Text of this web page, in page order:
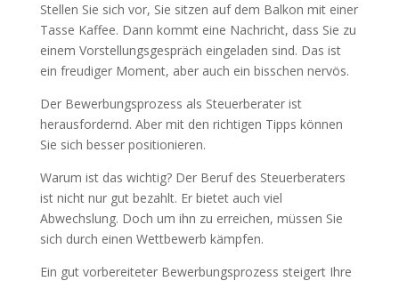
Stellen Sie sich vor, Sie sitzen auf dem Balkon mit einer
Tasse Kaffee. Dann kommt eine Nachricht, dass Sie zu
einem Vorstellungsgespräch eingeladen sind. Das ist
ein freudiger Moment, aber auch ein bisschen nervös.
Der Bewerbungsprozess als Steuerberater ist
herausfordernd. Aber mit den richtigen Tipps können
Sie sich besser positionieren.
Warum ist das wichtig? Der Beruf des Steuerberaters
ist nicht nur gut bezahlt. Er bietet auch viel
Abwechslung. Doch um ihn zu erreichen, müssen Sie
sich durch einen Wettbewerb kämpfen.
Ein gut vorbereiteter Bewerbungsprozess steigert Ihre